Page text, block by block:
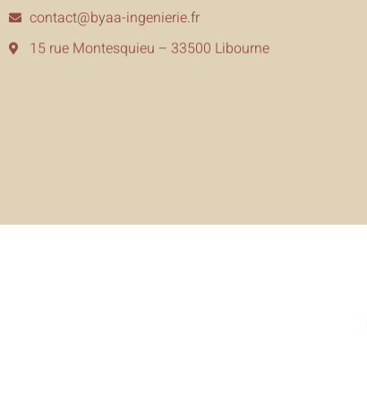
contact@byaa-ingenierie.fr
15 rue Montesquieu – 33500 Libourne